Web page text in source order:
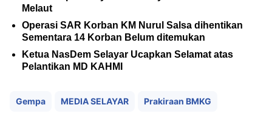
Melaut
Operasi SAR Korban KM Nurul Salsa dihentikan
Sementara 14 Korban Belum ditemukan
Ketua NasDem Selayar Ucapkan Selamat atas
Pelantikan MD KAHMI
Gempa MEDIA SELAYAR Prakiraan BMKG